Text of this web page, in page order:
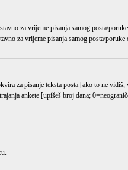
za vrijeme pisanja samog posta/
za vrijeme pisanja samog posta/poruke
za pisanje teksta posta [ako to ne
ankete [upišeš broj dana;